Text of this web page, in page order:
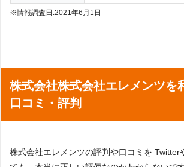
※情報調査日:2021年6月1日
株式会社株式会社エレメンツを
口コミ・評判
株式会社エレメンツの評判や口コミを Twitter